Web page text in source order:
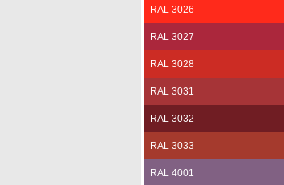
RAL 3026
RAL 3027
RAL 3028
RAL 3031
RAL 3032
RAL 3033
RAL 4001